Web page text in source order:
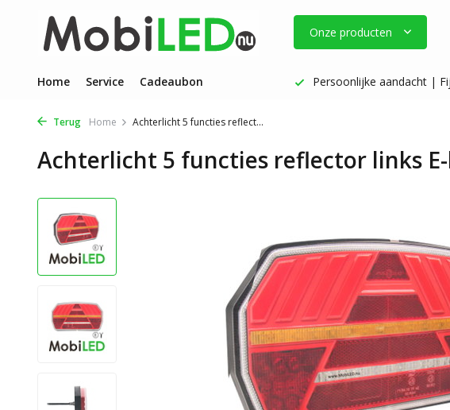
Onze producten
Home Service Cadeaubon
Vóór 17 uur besteld: dezelfde werkdag verzonden Persoonlijke aandacht |
Terug Home Achterlicht 5 functies reflect...
Achterlicht 5 functies reflector links